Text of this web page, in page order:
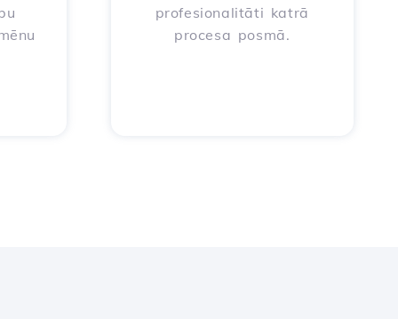
profesionalitāti katrā
procesa posmā.